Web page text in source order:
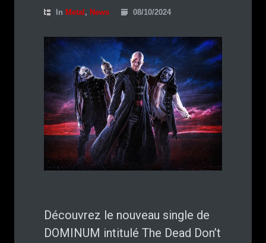
In Metal , News 08/10/2024
Découvrez le nouveau single de
DOMINUM intitulé The Dead Don’t